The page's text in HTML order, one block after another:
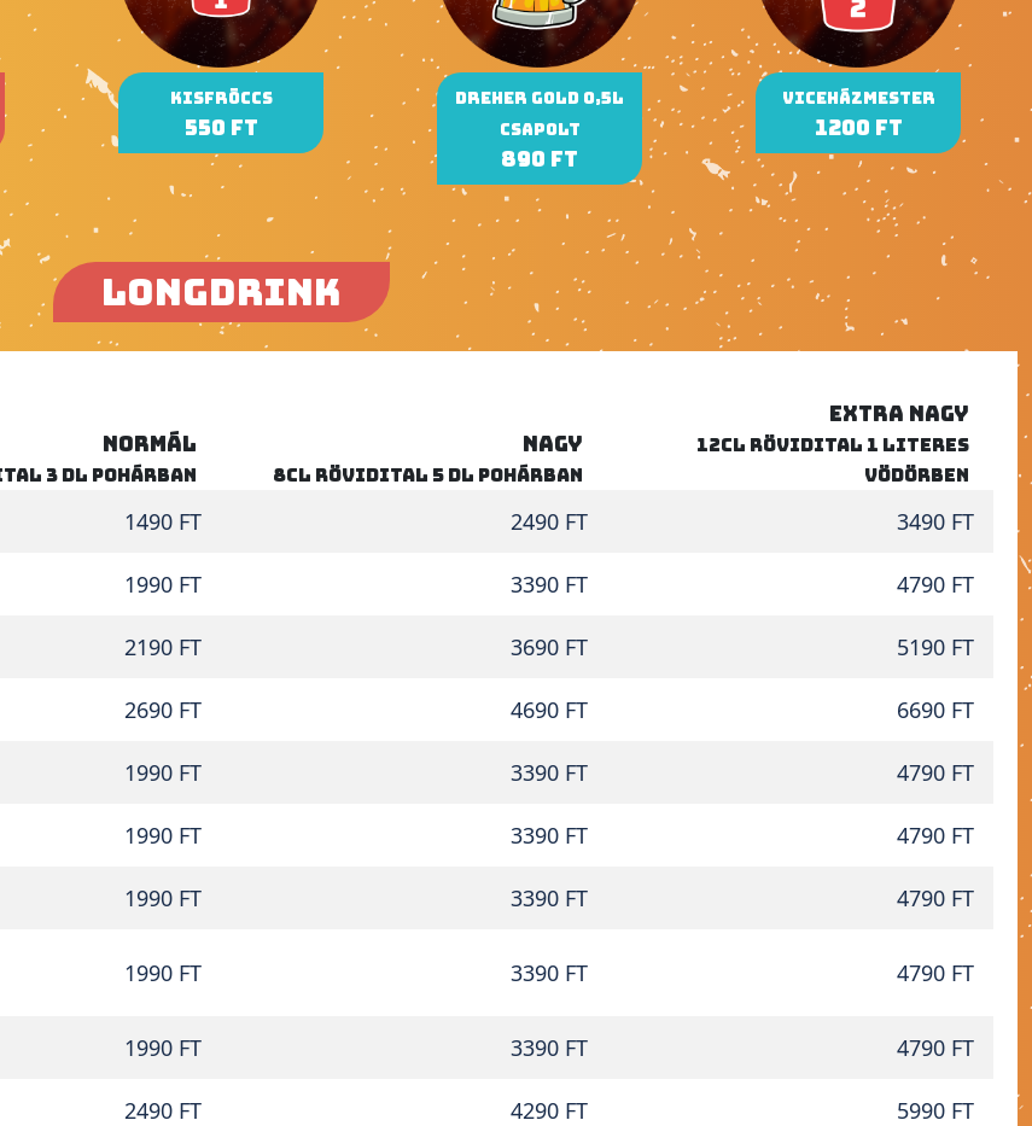
Kisfröccs
550 Ft
Dreher Gold 0,5l
csapolt
890 Ft
Viceházmester
1200 Ft
LONGDRINK
NORMÁL
3 dl pohárban
NAGY
8cl rövidital 5 dl pohárban
EXTRA NAGY
12cl rövidital 1 literes
vödörben
1490 FT 2490 FT 3490 FT
1990 FT 3390 FT 4790 FT
2190 FT 3690 FT 5190 FT
2690 FT 4690 FT 6690 FT
1990 FT 3390 FT 4790 FT
1990 FT 3390 FT 4790 FT
1990 FT 3390 FT 4790 FT
1990 FT 3390 FT 4790 FT
1990 FT 3390 FT 4790 FT
2490 FT 4290 FT 5990 FT